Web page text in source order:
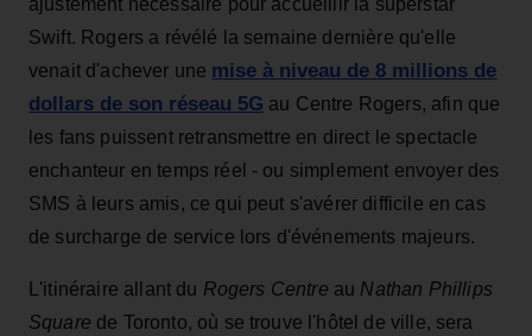
Swift. Rogers a révélé la semaine dernière qu'elle
venait d'achever une mise à niveau de 8 millions de
dollars de son réseau 5G au Centre Rogers, afin que
les fans puissent retransmettre en direct le spectacle
enchanteur en temps réel - ou simplement envoyer des
SMS à leurs amis, ce qui peut s'avérer difficile en cas
de surcharge de service lors d'événements majeurs.
L'itinéraire allant du Rogers Centre au Nathan Phillips
Square de Toronto, où se trouve l'hôtel de ville, sera